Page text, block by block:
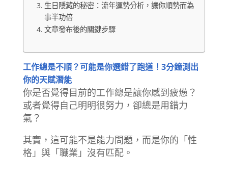
生日隱藏的秘密：流年運勢分析，讓你順勢而為
事半功倍
文章發布後的關鍵步驟
工作總是不順？可能是你選錯了跑道！3分鐘測出
你的天賦潛能
你是否覺得目前的工作總是讓你感到疲憊？
或者覺得自己明明很努力，卻總是用錯力
氣？
其實，這可能不是能力問題，而是你的「性
格」與「職業」沒有匹配。